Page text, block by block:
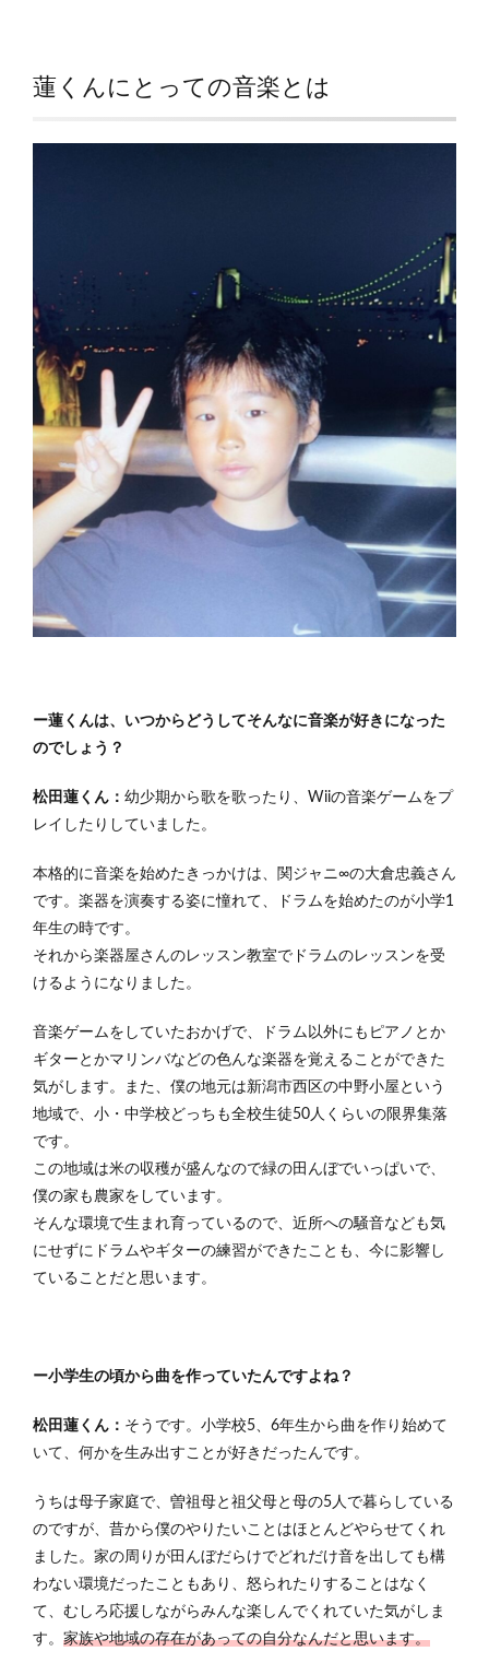
蓮くんにとっての音楽とは
ー蓮くんは、いつからどうしてそんなに音楽が好きになった
のでしょう？
松田蓮くん： 幼少期から歌を歌ったり、Wiiの音楽ゲームをプ
レイしたりしていました。
本格的に音楽を始めたきっかけは、関ジャニ∞の大倉忠義さん
です。楽器を演奏する姿に憧れて、ドラムを始めたのが小学1
年生の時です。
それから楽器屋さんのレッスン教室でドラムのレッスンを受
けるようになりました。
音楽ゲームをしていたおかげで、ドラム以外にもピアノとか
ギターとかマリンバなどの色んな楽器を覚えることができた
気がします。また、僕の地元は新潟市西区の中野小屋という
地域で、小・中学校どっちも全校生徒50人くらいの限界集落
です。
この地域は米の収穫が盛んなので緑の田んぼでいっぱいで、
僕の家も農家をしています。
そんな環境で生まれ育っているので、近所への騒音なども気
にせずにドラムやギターの練習ができたことも、今に影響し
ていることだと思います。
ー小学生の頃から曲を作っていたんですよね？
松田蓮くん： そうです。小学校5、6年生から曲を作り始めて
いて、何かを生み出すことが好きだったんです。
うちは母子家庭で、曽祖母と祖父母と母の5人で暮らしている
のですが、昔から僕のやりたいことはほとんどやらせてくれ
ました。家の周りが田んぼだらけでどれだけ音を出しても構
わない環境だったこともあり、怒られたりすることはなく
て、むしろ応援しながらみんな楽しんでくれていた気がしま
す。 家族や地域の存在があっての自分なんだと思います。